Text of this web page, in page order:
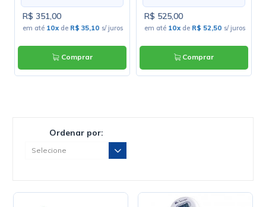
R$ 351,00
em até 10xde R$ 35,10 s/ juros
Comprar
R$ 525,00
em até 10xde R$ 52,50 s/ juros
Comprar
Ordenar por: